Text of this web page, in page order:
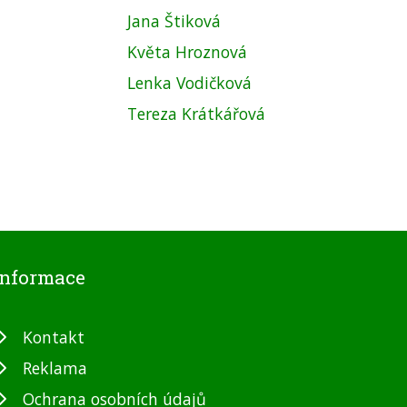
Jana Štiková
Květa Hroznová
Lenka Vodičková
Tereza Krátkářová
Kontakt
Reklama
Ochrana osobních údajů